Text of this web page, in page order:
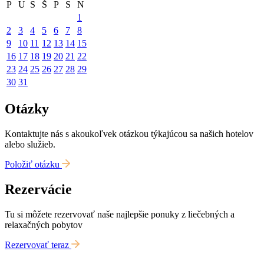
P U S Š P S
N
1
2
3 4 5 6 7
8
9
10 11 12 13 14 15
16 17 18 19 20 21 22
23 24 25 26 27 28 29
30 31
Otázky
Kontaktujte nás s akoukoľvek otázkou týkajúcou sa našich hotelov
alebo služieb.
Položiť otázku
Rezervácie
Tu si môžete rezervovať naše najlepšie ponuky z liečebných a
relaxačných pobytov
Rezervovať teraz